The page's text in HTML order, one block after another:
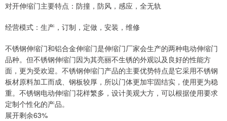
对开伸缩门主要特点：防撞，防风，感应，全无轨
经营模式：生产，订制，定做，安装，维修
不锈钢伸缩门和铝合金伸缩门是伸缩门厂家会生产的两种电动伸缩门
品种。但不锈钢伸缩门因为其亮丽不生锈的外观以及良好的性能方
面，更为受欢迎。不锈钢伸缩门产品的主要优势特点是它采用不锈钢
板材原料加工而成、钢板较厚，所以门体更加牢固结实，使用更为稳
重。不锈钢电动伸缩门花样繁多，设计美观大方，可以根据使用要求
定制个性化的产品。
展开剩余63%